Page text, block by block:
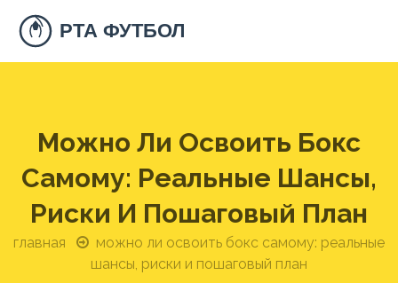
Можно Ли Освоить Бокс
Самому: Реальные Шансы,
Риски И Пошаговый План
главная
можно ли освоить бокс самому: реальные
шансы, риски и пошаговый план